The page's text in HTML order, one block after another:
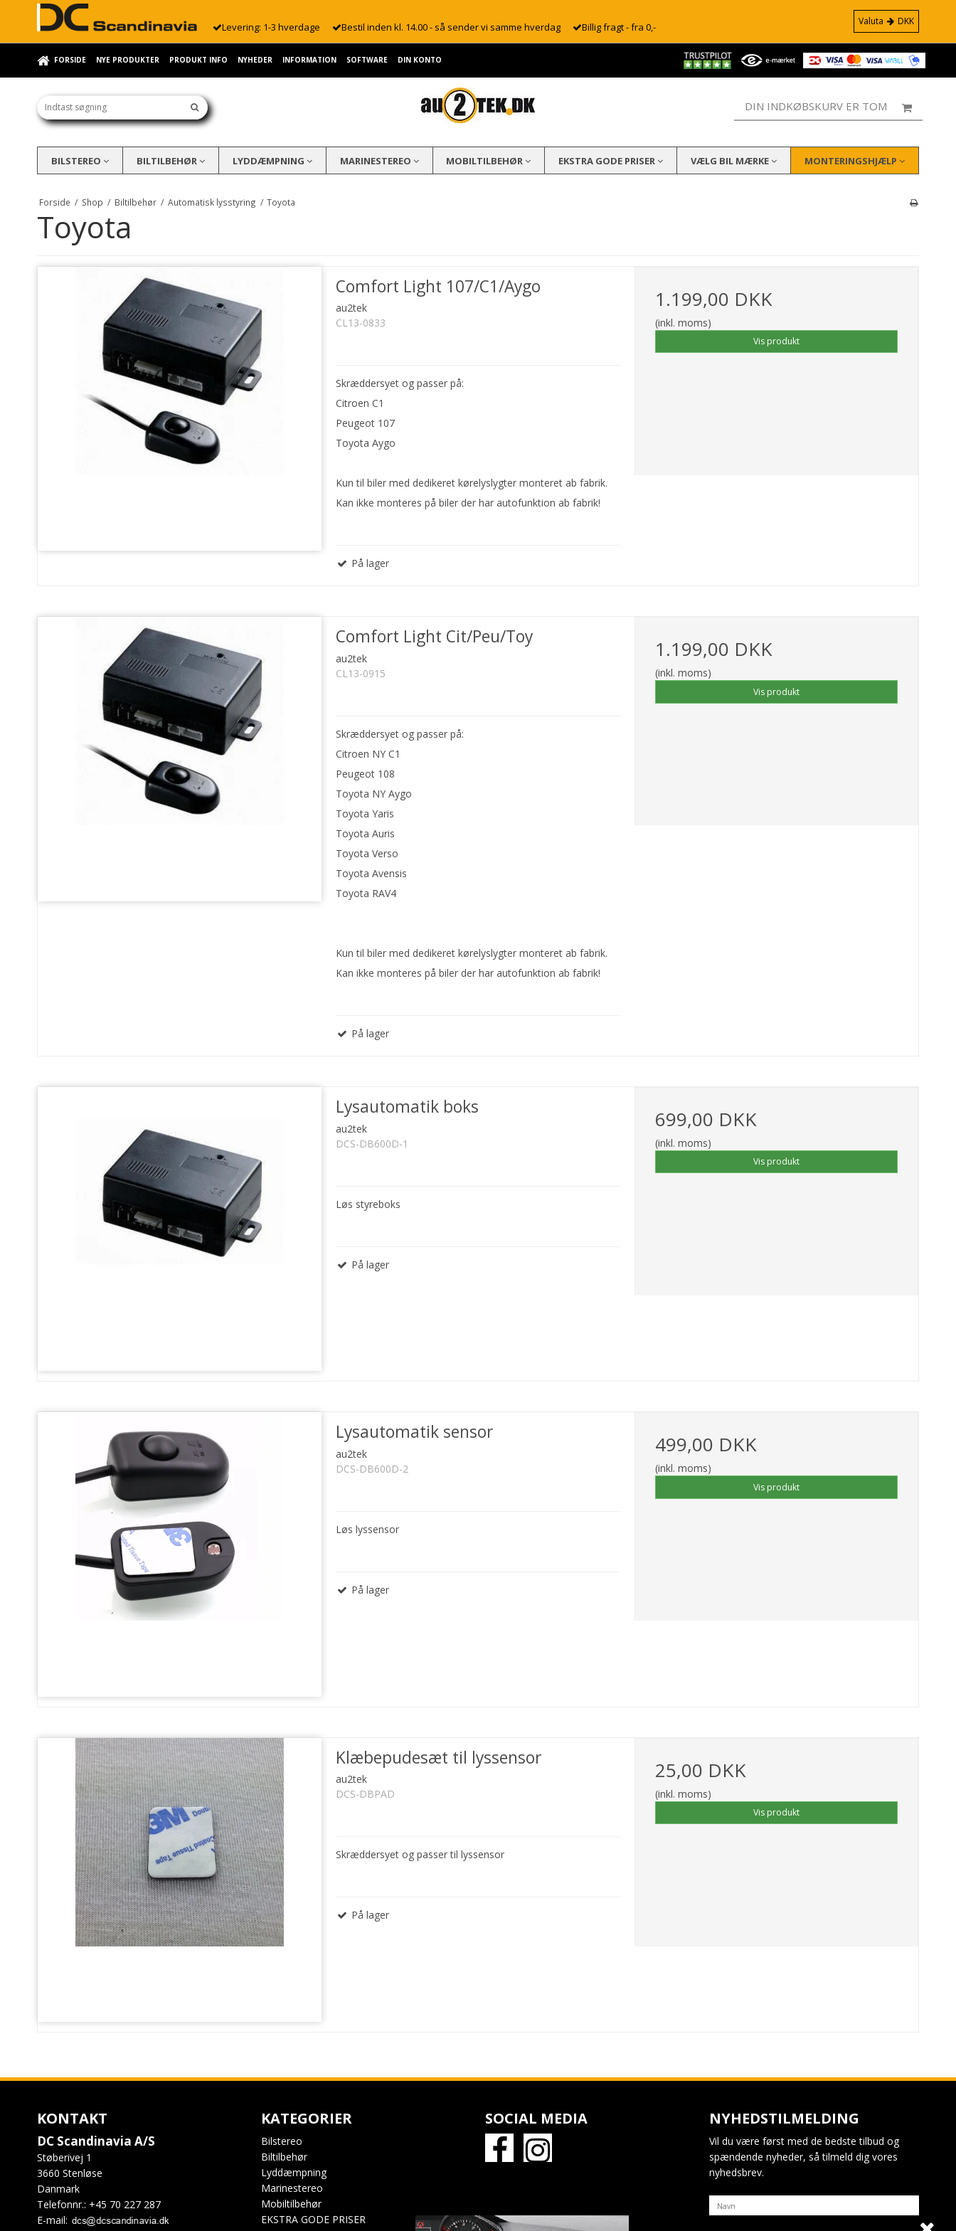
Levering: 1-3 hverdage Bestil inden kl. 14.00 - så sender vi samme hverdag Billig fragt - fra 0,- Valuta DKK
FORSIDE NYE PRODUKTER PRODUKT INFO NYHEDER INFORMATION SOFTWARE DIN KONTO
DIN INDKØBSKURV ER TOM
BILSTEREO BILTILBEHØR LYDDÆMPNING MARINESTEREO MOBILTILBEHØR EKSTRA GODE PRISER VÆLG BIL MÆRKE MONTERINGSHJÆLP
Forside / Shop / Biltilbehør / Automatisk lysstyring / Toyota
Toyota
Comfort Light 107/C1/Aygo
au2tek
CL13-0833
Skræddersyet og passer på:
Citroen C1
Peugeot 107
Toyota Aygo
Kun til biler med dedikeret kørelyslygter monteret ab fabrik.
Kan ikke monteres på biler der har autofunktion ab fabrik!
På lager
1.199,00 DKK
(inkl. moms)
Vis produkt
Comfort Light Cit/Peu/Toy
au2tek
CL13-0915
Skræddersyet og passer på:
Citroen NY C1
Peugeot 108
Toyota NY Aygo
Toyota Yaris
Toyota Auris
Toyota Verso
Toyota Avensis
Toyota RAV4
Kun til biler med dedikeret kørelyslygter monteret ab fabrik.
Kan ikke monteres på biler der har autofunktion ab fabrik!
På lager
1.199,00 DKK
(inkl. moms)
Vis produkt
Lysautomatik boks
au2tek
DCS-DB600D-1
Løs styreboks
På lager
699,00 DKK
(inkl. moms)
Vis produkt
Lysautomatik sensor
au2tek
DCS-DB600D-2
Løs lyssensor
På lager
499,00 DKK
(inkl. moms)
Vis produkt
Klæbepudesæt til lyssensor
au2tek
DCS-DBPAD
Skræddersyet og passer til lyssensor
På lager
25,00 DKK
(inkl. moms)
Vis produkt
KONTAKT
DC Scandinavia A/S
Støberivej 1
3660 Stenløse
Danmark
Telefonnr.: +45 70 227 287
E-mail:
KATEGORIER
Bilstereo
Biltilbehør
Lyddæmpning
Marinestereo
Mobiltilbehør
EKSTRA GODE PRISER
SOCIAL MEDIA NYHEDSTILMELDING
Vil du være først med de bedste tilbud og
spændende nyheder, så tilmeld dig vores
nyhedsbrev.